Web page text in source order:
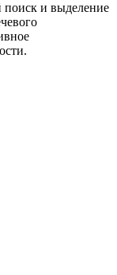
поиск и выделение